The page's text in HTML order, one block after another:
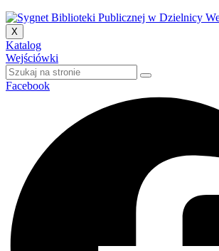
X
Katalog
Wejściówki
Facebook